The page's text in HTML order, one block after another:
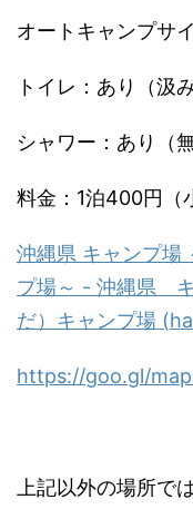
オートキャンプサ
トイレ：あり（汲
シャワー：あり（無
料金：1泊400円（
沖縄県 キャンプ場
プ場～ - 沖縄県
だ）キャンプ場
https://goo.gl/
上記以外の場所で